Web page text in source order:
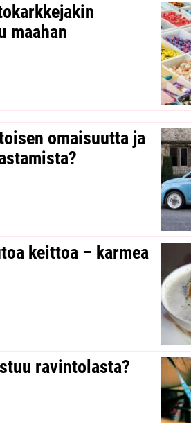
maahan
omaisuutta ja
keittoa – karmea
ravintolasta?